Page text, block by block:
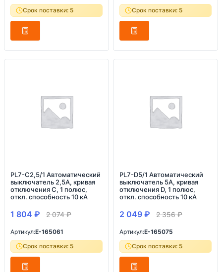
Срок поставки: 5
Срок поставки: 5
PL7-C2,5/1 Автоматический
выключатель 2,5А, кривая
отключения С, 1 полюс,
откл. способность 10 кА
1 804 ₽ 2 074₽
Артикул:E-165061
Срок поставки: 5
PL7-D5/1 Автоматический
выключатель 5А, кривая
отключения D, 1 полюс,
откл. способность 10 кА
2 049 ₽ 2 356₽
Артикул:E-165075
Срок поставки: 5